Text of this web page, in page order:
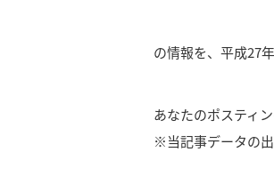
の情報を、平成27
あなたのポスティ
※当記事データの出